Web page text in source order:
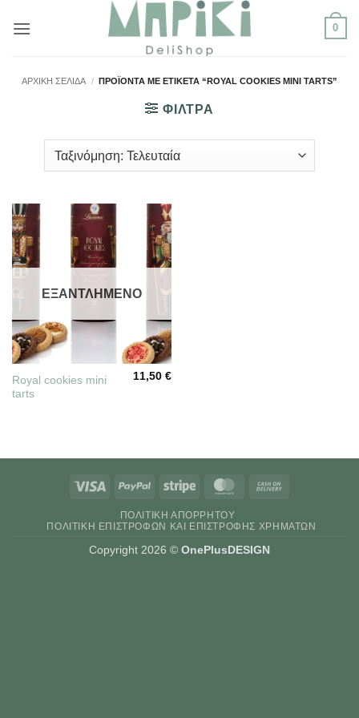
στο
0
ΑΡΧΙΚΉ ΣΕΛΊΔΑ / ΠΡΟΪΌΝΤΑ ΜΕ ΕΤΙΚΈΤΑ “ROYAL COOKIES MINI TARTS”
ΦΙΛΤΡΑ
ΕΞΑΝΤΛΗΜΈΝΟ
Royal cookies mini
tarts
11,50€
Visa PayPal Stripe MasterCard
Delivery
ΠΟΛΙΤΙΚΉ ΑΠΟΡΡΉΤΟΥ
ΠΟΛΙΤΙΚΉ ΕΠΙΣΤΡΟΦΏΝ ΚΑΙ ΕΠΙΣΤΡΟΦΉΣ ΧΡΗΜΆΤΩΝ
Copyright 2026 © OnePlusDESIGN